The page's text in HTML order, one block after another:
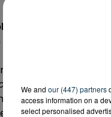
acteurs du
maison de
», ces mots de
The Top , ils
m’a aidée à
interview pour
We and our (447) partners
access information on a
select personalised